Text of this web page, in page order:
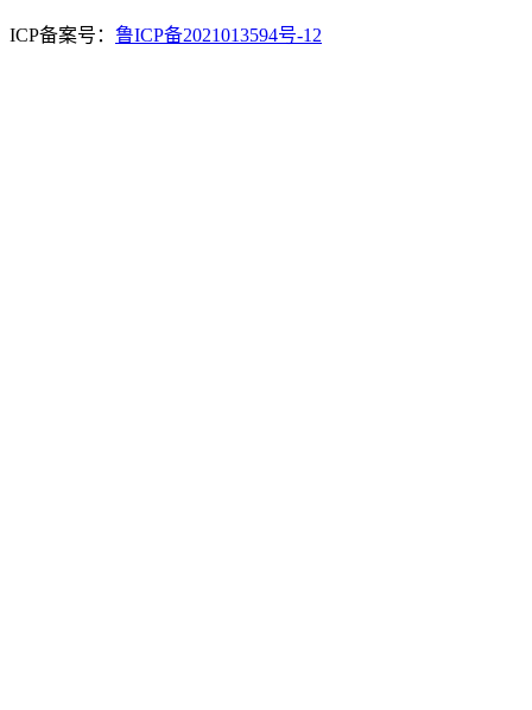
ICP备案号： 鲁ICP备2021013594号-12